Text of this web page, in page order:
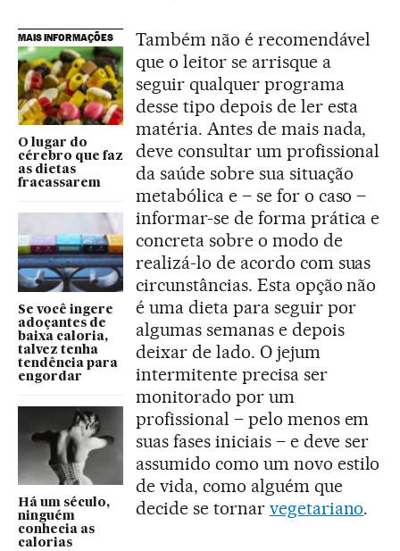
MAIS INFORMAÇÕES
O lugar do
cérebro que faz
as dietas
fracassarem
Se você ingere
adoçantes de
baixa caloria,
talvez tenha
tendência para
engordar
Há um século,
ninguém
conhecia as
calorias
Também não é recomendável
que o leitor se arrisque a
seguir qualquer programa
desse tipo depois de ler esta
matéria. Antes de mais nada,
deve consultar um profissional
da saúde sobre sua situação
metabólica e – se for o caso –
informar-se de forma prática e
concreta sobre o modo de
realizá-lo de acordo com suas
circunstâncias. Esta opção não
é uma dieta para seguir por
algumas semanas e depois
deixar de lado. O jejum
intermitente precisa ser
monitorado por um
profissional – pelo menos em
suas fases iniciais – e deve ser
assumido como um novo estilo
de vida, como alguém que
decide se tornar vegetariano.